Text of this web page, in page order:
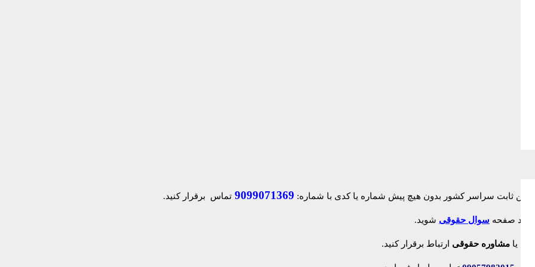
9099071369 تماس برقرار کنید.
وارد صفحه سوال حقوقی شوید.
یا مشاوره حقوقی ارتباط برقرار کنید.